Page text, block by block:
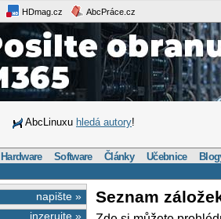
HDmag.cz AbcPráce.cz
AbcLinuxu hledá autory!
Hardware Software Články Učebnice
napište »
inzerujte »
Seznam